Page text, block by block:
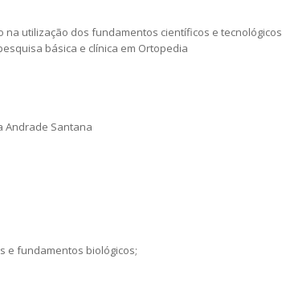
na utilização dos fundamentos científicos e tecnológicos
básica e clínica em Ortopedia
Andrade Santana
e fundamentos biológicos;